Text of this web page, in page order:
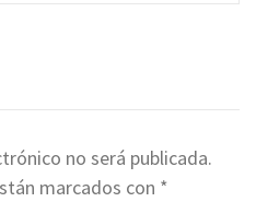
no será publicada.
marcados con *